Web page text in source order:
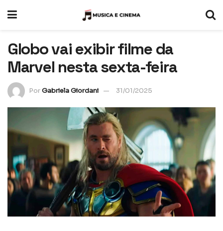
Globo vai exibir filme da
Marvel nesta sexta-feira
PorGabriela Giordani 31/01/2025